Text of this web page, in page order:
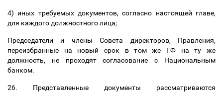
4) иных требуемых документов, согласно настоящей главе,
для каждого должностного лица;
Председатели и члены Совета директоров, Правления,
переизбранные на новый срок в том же ГФ на ту же
должность, не проходят согласование с Национальным
банком.
26. Представленные документы рассматриваются